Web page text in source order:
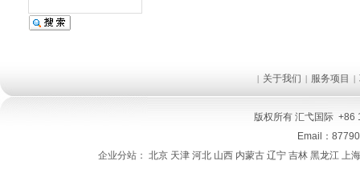
| 关于我们 | 服务项目 |
版权所有 汇弋国际 +86
Email：
企业分站： 北京 天津 河北 山西 内蒙古 辽宁 吉林 黑龙江 上海